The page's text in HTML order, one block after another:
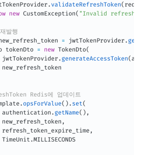
. validateRefreshToken(
new CustomException( "Invalid refresh
발행
= jwtTokenProvider.
tokenDto = new TokenDto(
. generateAccessToken(
Redis에 업데이트
. opsForValue( ) . set(
. getName( ) ,
,
,
TimeUnit .MILLISECONDS